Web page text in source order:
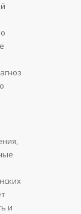
и